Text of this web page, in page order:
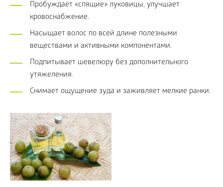
Пробуждает «спящие» луковицы, улучшает
кровоснабжение.
Насыщает волос по всей длине полезными
веществами и активными компонентами.
Подпитывает шевелюру без дополнительного
утяжеления.
Снимает ощущение зуда и заживляет мелкие ранки.